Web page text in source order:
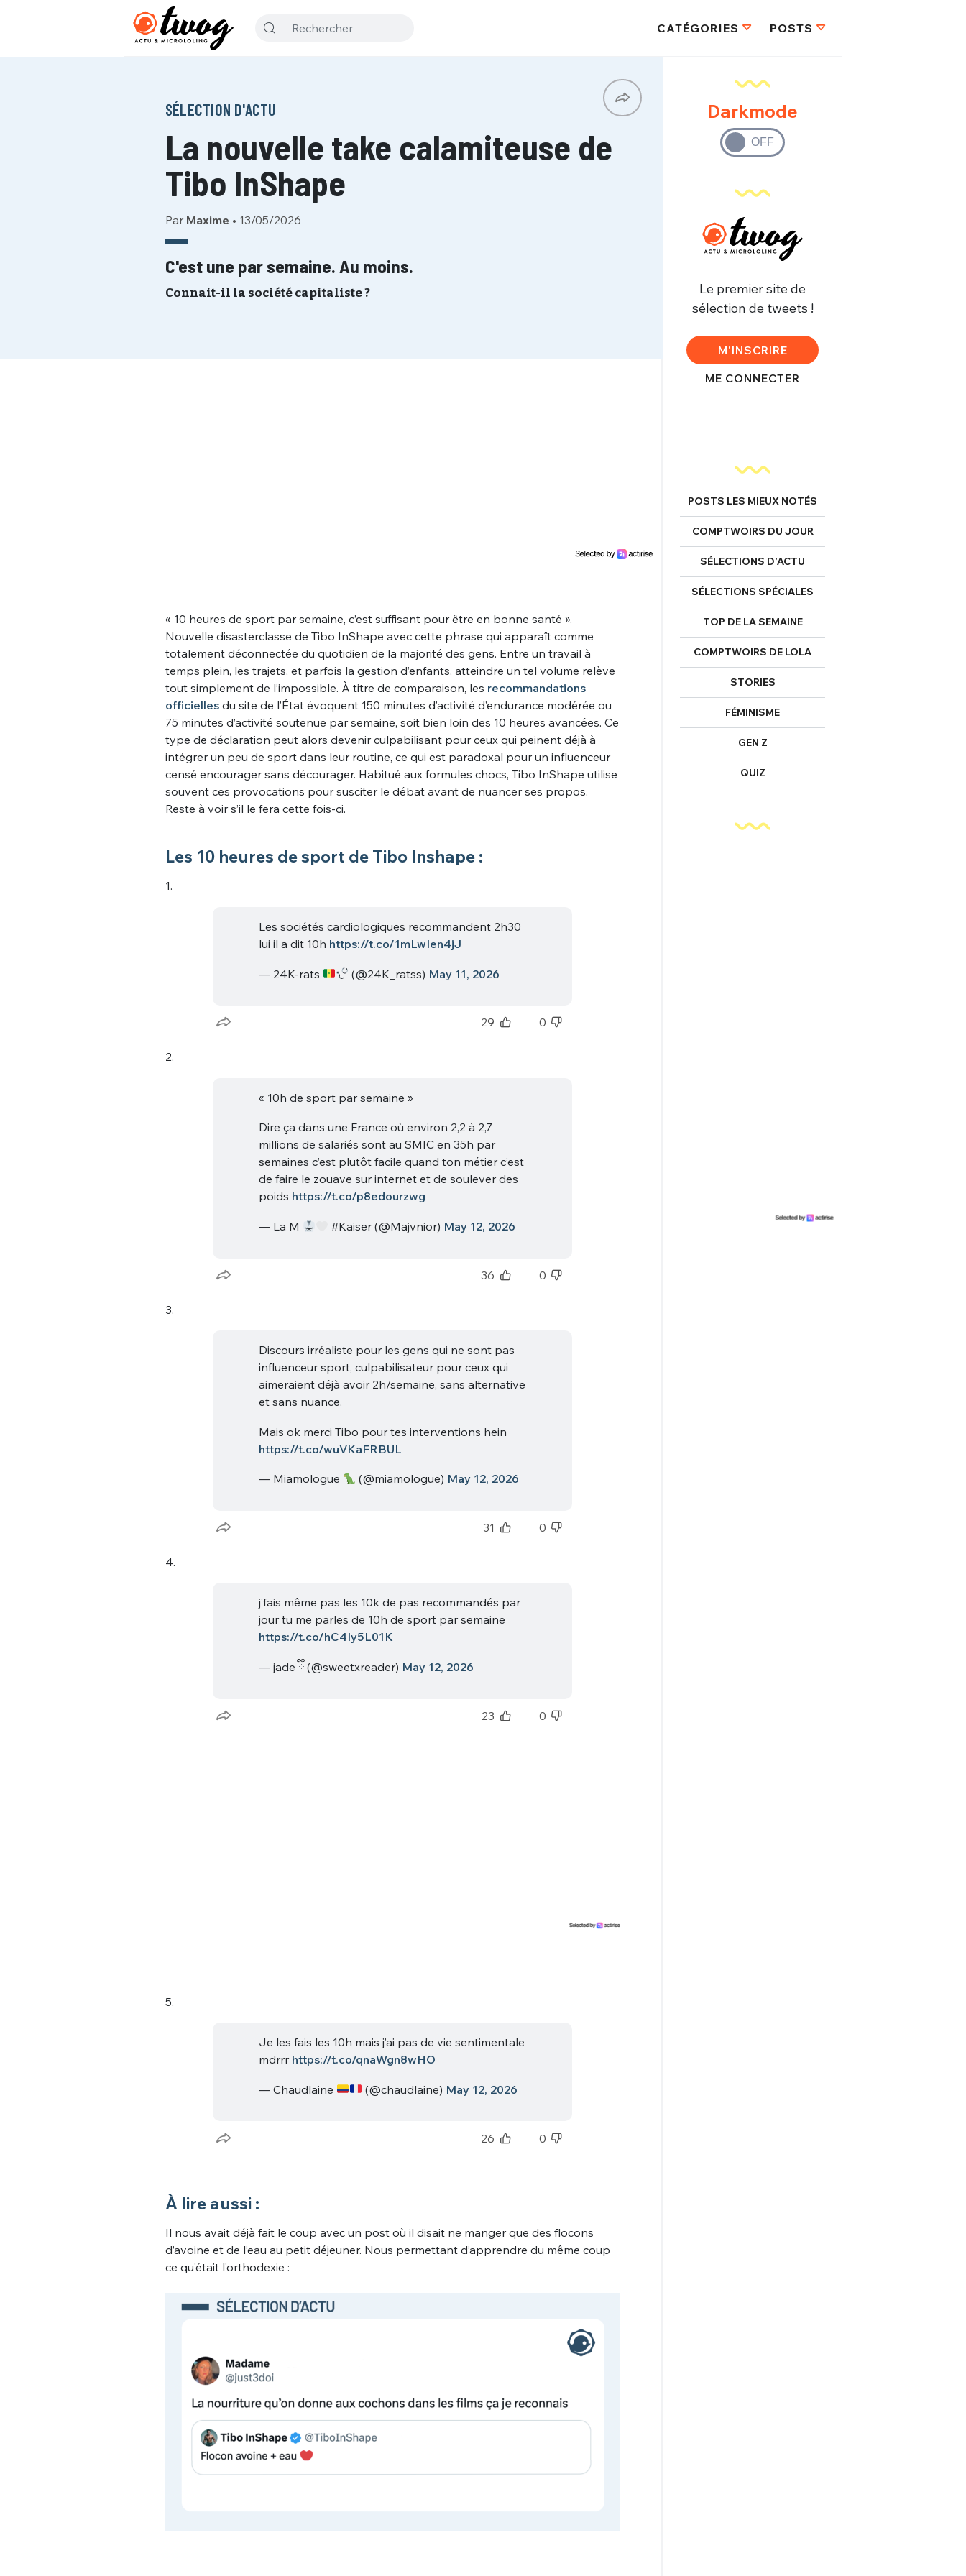
CATÉGORIES POSTS
SÉLECTION D'ACTU
La nouvelle take calamiteuse de
Tibo InShape
Par Maxime • 13/05/2026
C'est une par semaine. Au moins.
Connait-il la société capitaliste ?
« 10 heures de sport par semaine, c’est suffisant pour être en bonne santé ».
Nouvelle disasterclasse de Tibo InShape avec cette phrase qui apparaît comme
totalement déconnectée du quotidien de la majorité des gens. Entre un travail à
temps plein, les trajets, et parfois la gestion d’enfants, atteindre un tel volume relève
tout simplement de l’impossible. À titre de comparaison, les recommandations
officiellesdu site de l’État évoquent 150 minutes d’activité d’endurance modérée ou
75 minutes d’activité soutenue par semaine, soit bien loin des 10 heures avancées. Ce
type de déclaration peut alors devenir culpabilisant pour ceux qui peinent déjà à
intégrer un peu de sport dans leur routine, ce qui est paradoxal pour un influenceur
censé encourager sans décourager. Habitué aux formules chocs, Tibo InShape utilise
souvent ces provocations pour susciter le débat avant de nuancer ses propos.
Reste à voir s’il le fera cette fois-ci.
Les 10 heures de sport de Tibo Inshape :
1.
Les sociétés cardiologiques recommandent 2h30
lui il a dit 10h https://t.co/1mLwIen4jJ
— 24K-rats (@24K_ratss) May 11, 2026
29 0
2.
« 10h de sport par semaine »
Dire ça dans une France où environ 2,2 à 2,7
millions de salariés sont au SMIC en 35h par
semaines c’est plutôt facile quand ton métier c’est
de faire le zouave sur internet et de soulever des
poids https://t.co/p8edourzwg
— La M #Kaiser (@Majvnior) May 12, 2026
36 0
3.
Discours irréaliste pour les gens qui ne sont pas
influenceur sport, culpabilisateur pour ceux qui
aimeraient déjà avoir 2h/semaine, sans alternative
et sans nuance.
Mais ok merci Tibo pour tes interventions hein
https://t.co/wuVKaFRBUL
— Miamologue (@miamologue) May 12, 2026
31 0
4.
j’fais même pas les 10k de pas recommandés par
jour tu me parles de 10h de sport par semaine
https://t.co/hC4Iy5L01K
— jade ྀི (@sweetxreader) May 12, 2026
23 0
5.
Je les fais les 10h mais j’ai pas de vie sentimentale
mdrrr https://t.co/qnaWgn8wHO
— Chaudlaine (@chaudlaine) May 12, 2026
26 0
À lire aussi :
Il nous avait déjà fait le coup avec un post où il disait ne manger que des flocons
d’avoine et de l’eau au petit déjeuner. Nous permettant d’apprendre du même coup
ce qu’était l’orthodexie :
Darkmode
Le premier site de
sélection de tweets !
M'INSCRIRE
ME CONNECTER
POSTS LES MIEUX NOTÉS
COMPTWOIRS DU JOUR
SÉLECTIONS D’ACTU
SÉLECTIONS SPÉCIALES
TOP DE LA SEMAINE
COMPTWOIRS DE LOLA
STORIES
FÉMINISME
GEN Z
QUIZ
Bienvenue !
EMAIL
Que souhaitez-vous proposer ?
Quelques
tweets
C'EST PARTI
Ma propre
sélection
M'INSCRIRE